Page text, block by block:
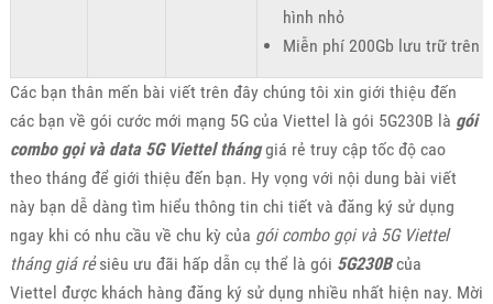
hình nhỏ
Miễn phí 200Gb lưu trữ trên
Các bạn thân mến bài viết trên đây chúng tôi xin giới thiệu đến
các bạn về gói cước mới mạng 5G của Viettel là gói 5G230B là gói
combo gọi và data 5G Viettel thánggiá rẻ truy cập tốc độ cao
theo tháng để giới thiệu đến bạn. Hy vọng với nội dung bài viết
này bạn dễ dàng tìm hiểu thông tin chi tiết và đăng ký sử dụng
ngay khi có nhu cầu về chu kỳ của gói combo gọi và 5G Viettel
tháng giá rẻsiêu ưu đãi hấp dẫn cụ thể là gói 5G230Bcủa
Viettel được khách hàng đăng ký sử dụng nhiều nhất hiện nay. Mời